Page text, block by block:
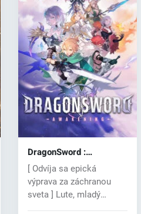
DragonSword :
Awakening (PC) key
[ Odvíja sa epická
výprava za záchranou
sveta ] Lute, mladý